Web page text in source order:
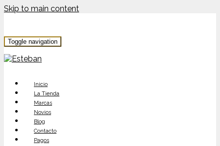
Skip to main content
Toggle navigation
Inicio
La Tienda
Marcas
Novios
Blog
Contacto
Pagos